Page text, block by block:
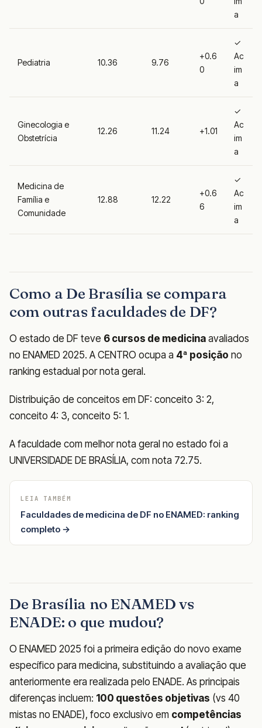
a
Pediatria 10.36 9.76
+0.6
0
✓
Ac
im
a
Ginecologia e
Obstetrícia
12.26 11.24 +1.01
✓
Ac
im
a
Medicina de
Família e
Comunidade
12.88 12.22
+0.6
6
✓
Ac
im
a
Como a De Brasília se compara
com outras faculdades de DF?
O estado de DF teve 6 cursos de medicina avaliados
no ENAMED 2025. A CENTRO ocupa a 4ª posição no
ranking estadual por nota geral.
Distribuição de conceitos em DF: conceito 3: 2,
conceito 4: 3, conceito 5: 1.
A faculdade com melhor nota geral no estado foi a
UNIVERSIDADE DE BRASÍLIA, com nota 72.75.
LEIA TAMBÉM
Faculdades de medicina de DF no ENAMED: ranking
completo →
De Brasília no ENAMED vs
ENADE: o que mudou?
O ENAMED 2025 foi a primeira edição do novo exame
específico para medicina, substituindo a avaliação que
anteriormente era realizada pelo ENADE. As principais
diferenças incluem: 100 questões objetivas (vs 40
mistas no ENADE), foco exclusivo em competências